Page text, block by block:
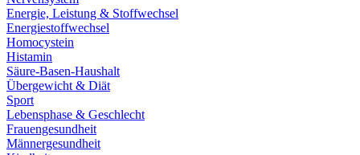
Energie, Leistung & Stoffwechsel
Energiestoffwechsel
Homocystein
Histamin
Säure-Basen-Haushalt
Übergewicht & Diät
Sport
Lebensphase & Geschlecht
Frauengesundheit
Männergesundheit